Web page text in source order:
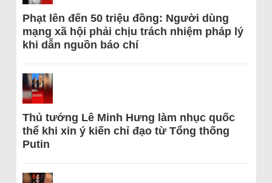
Phạt lên đến 50 triệu đồng: Người dùng
mạng xã hội phải chịu trách nhiệm pháp lý
khi dẫn nguồn báo chí
Thủ tướng Lê Minh Hưng làm nhục quốc
thể khi xin ý kiến chỉ đạo từ Tổng thống
Putin